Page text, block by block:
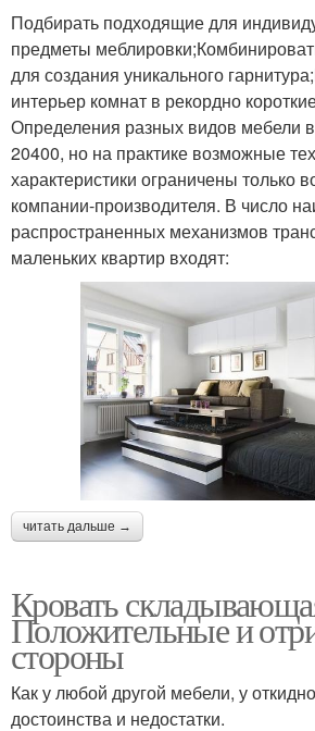
Подбирать подходящие для
предметы
для создания уникального
интерьер комнат в рекордно
Определения разных видов мебели
20400, но на практике возможные
характеристики ограничены только
компании-производителя. В число
распространенных механизмов
маленьких квартир входят:
читать дальше →
Кровать
Положительные и
стороны
Как у любой другой мебели, у
достоинства и недостатки.